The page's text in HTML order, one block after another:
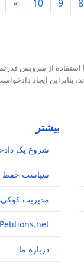
8
9
10
»
استفاده از سرویس
بنابراین ایجاد
بیشتر
شروع یک
سیاست حفظ
مدیریت
Petitions.net اکنون Petitions.com است!
درباره ما